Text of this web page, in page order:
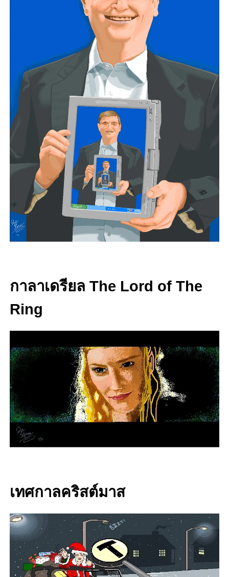
กาลาเดรียล The Lord of The
Ring
เทศกาลคริสต์มาส